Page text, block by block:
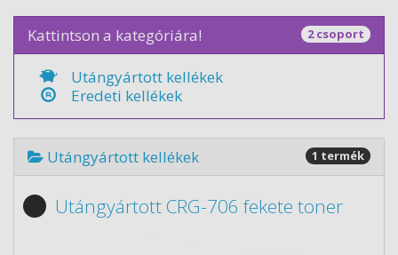
Kattintson a kategóriára! 2 csoport
Utángyártott kellékek
Eredeti kellékek
Utángyártott kellékek 1 termék
Utángyártott CRG-706 fekete toner